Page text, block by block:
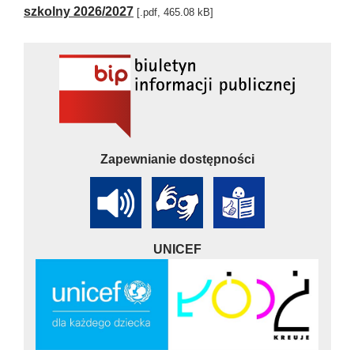
szkolny 2026/2027 [.pdf, 465.08 kB]
Zapewnianie dostępności
UNICEF